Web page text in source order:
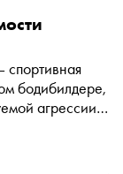
бодибилдере,
агрессии.
из-за